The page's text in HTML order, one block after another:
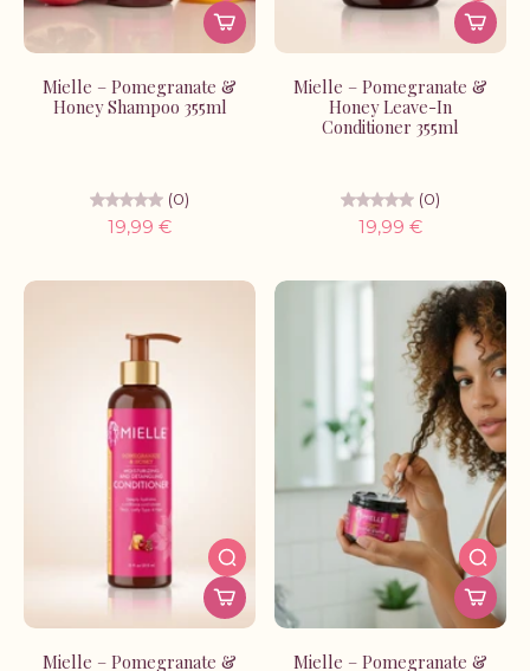
Mielle – Pomegranate &
Honey Shampoo 355ml
(0)
19,99 €
Mielle – Pomegranate &
Honey Leave-In
Conditioner 355ml
(0)
19,99 €
Mielle – Pomegranate &
Mielle – Pomegranate &